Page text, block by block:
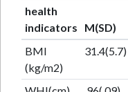
health
indicators
M(SD)
BMI
(kg/m2)
31.4(5.7)